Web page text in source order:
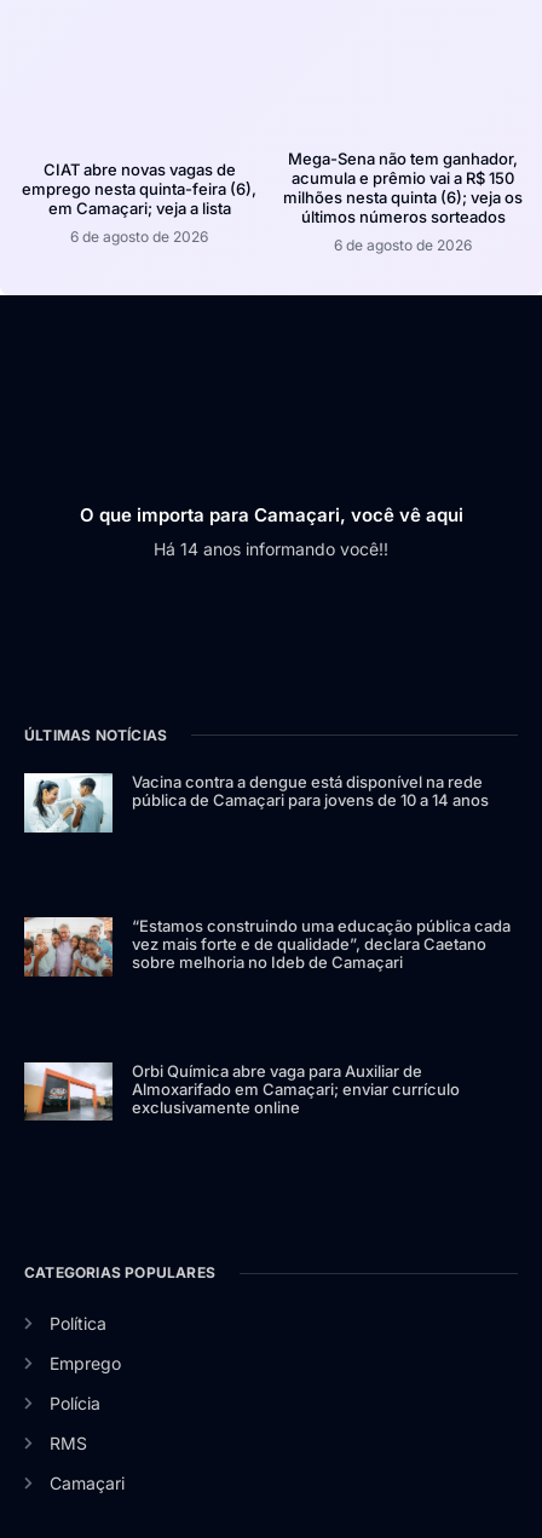
CIAT abre novas vagas de
emprego nesta quinta-feira (6),
em Camaçari; veja a lista
6 de agosto de 2026
Mega-Sena não tem ganhador,
acumula e prêmio vai a R$ 150
milhões nesta quinta (6); veja os
últimos números sorteados
6 de agosto de 2026
O que importa para Camaçari, você vê aqui
Há 14 anos informando você!!
ÚLTIMAS NOTÍCIAS
Vacina contra a dengue está disponível na rede
pública de Camaçari para jovens de 10 a 14 anos
“Estamos construindo uma educação pública cada
vez mais forte e de qualidade”, declara Caetano
sobre melhoria no Ideb de Camaçari
Orbi Química abre vaga para Auxiliar de
Almoxarifado em Camaçari; enviar currículo
exclusivamente online
CATEGORIAS POPULARES
Política
Emprego
Polícia
RMS
Camaçari